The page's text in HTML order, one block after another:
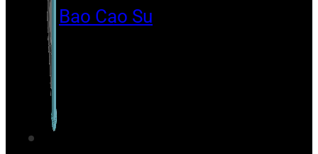
Bao Cao Su